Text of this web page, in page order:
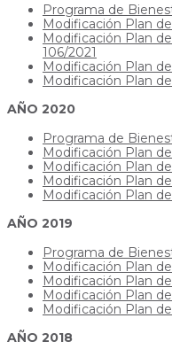
Programa de
Modificación Plan
Modificación Plan
106/2021
Modificación Plan
Modificación Plan
AÑO 2020
Programa de
Modificación Plan
Modificación Plan
Modificación Plan
Modificación Plan
AÑO 2019
Programa de
Modificación Plan
Modificación Plan
Modificación Plan
Modificación Plan
AÑO 2018